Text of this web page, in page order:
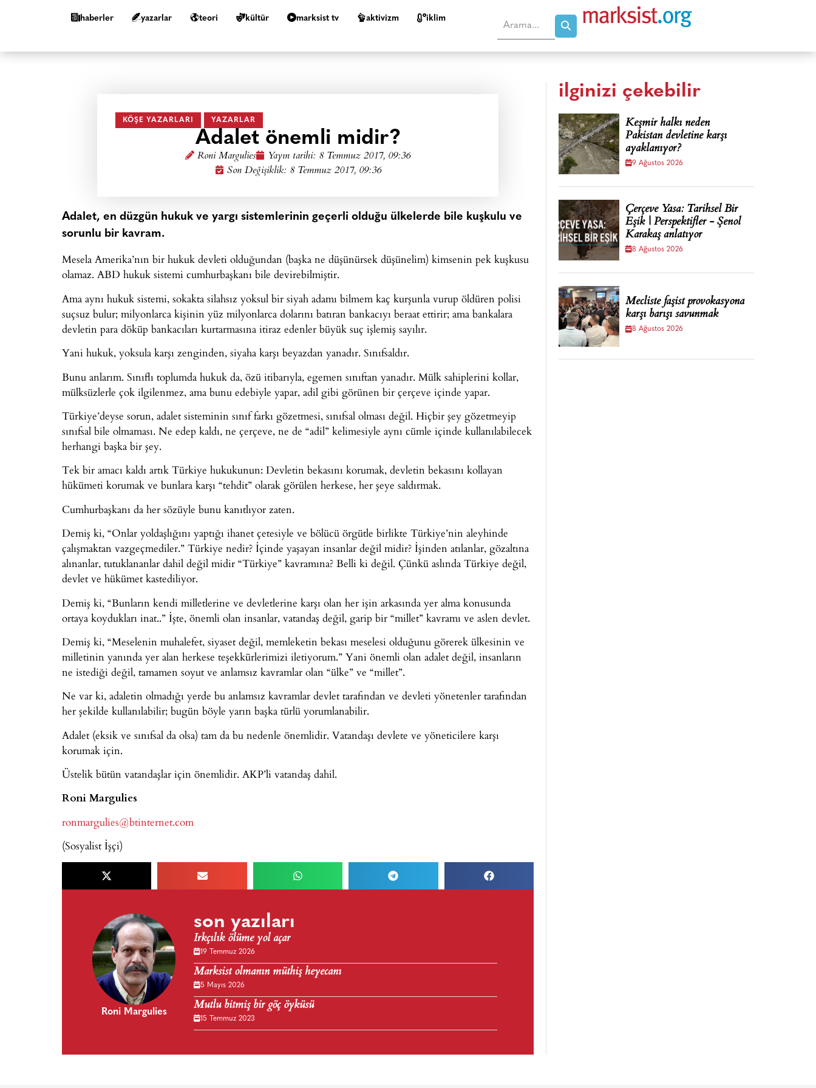
haberler yazarlar teori kültür marksist tv aktivizm i̇klim
KÖŞE YAZARLARI YAZARLAR
Adalet önemli midir?
Roni Margulies Yayın tarihi: 8 Temmuz 2017, 09:36
Son Değişiklik: 8 Temmuz 2017, 09:36
Adalet, en düzgün hukuk ve yargı sistemlerinin geçerli olduğu ülkelerde bile kuşkulu ve
sorunlu bir kavram.
Mesela Amerika’nın bir hukuk devleti olduğundan (başka ne düşünürsek düşünelim) kimsenin pek kuşkusu
olamaz. ABD hukuk sistemi cumhurbaşkanı bile devirebilmiştir.
Ama aynı hukuk sistemi, sokakta silahsız yoksul bir siyah adamı bilmem kaç kurşunla vurup öldüren polisi
suçsuz bulur; milyonlarca kişinin yüz milyonlarca dolarını batıran bankacıyı beraat ettirir; ama bankalara
devletin para döküp bankacıları kurtarmasına itiraz edenler büyük suç işlemiş sayılır.
Yani hukuk, yoksula karşı zenginden, siyaha karşı beyazdan yanadır. Sınıfsaldır.
Bunu anlarım. Sınıflı toplumda hukuk da, özü itibarıyla, egemen sınıftan yanadır. Mülk sahiplerini kollar,
mülksüzlerle çok ilgilenmez, ama bunu edebiyle yapar, adil gibi görünen bir çerçeve içinde yapar.
Türkiye’deyse sorun, adalet sisteminin sınıf farkı gözetmesi, sınıfsal olması değil. Hiçbir şey gözetmeyip
sınıfsal bile olmaması. Ne edep kaldı, ne çerçeve, ne de “adil” kelimesiyle aynı cümle içinde kullanılabilecek
herhangi başka bir şey.
Tek bir amacı kaldı artık Türkiye hukukunun: Devletin bekasını korumak, devletin bekasını kollayan
hükümeti korumak ve bunlara karşı “tehdit” olarak görülen herkese, her şeye saldırmak.
Cumhurbaşkanı da her sözüyle bunu kanıtlıyor zaten.
Demiş ki, “Onlar yoldaşlığını yaptığı ihanet çetesiyle ve bölücü örgütle birlikte Türkiye’nin aleyhinde
çalışmaktan vazgeçmediler.” Türkiye nedir? İçinde yaşayan insanlar değil midir? İşinden atılanlar, gözaltına
alınanlar, tutuklananlar dahil değil midir “Türkiye” kavramına? Belli ki değil. Çünkü aslında Türkiye değil,
devlet ve hükümet kastediliyor.
Demiş ki, “Bunların kendi milletlerine ve devletlerine karşı olan her işin arkasında yer alma konusunda
ortaya koydukları inat..” İşte, önemli olan insanlar, vatandaş değil, garip bir “millet” kavramı ve aslen devlet.
Demiş ki, “Meselenin muhalefet, siyaset değil, memleketin bekası meselesi olduğunu görerek ülkesinin ve
milletinin yanında yer alan herkese teşekkürlerimizi iletiyorum.” Yani önemli olan adalet değil, insanların
ne istediği değil, tamamen soyut ve anlamsız kavramlar olan “ülke” ve “millet”.
Ne var ki, adaletin olmadığı yerde bu anlamsız kavramlar devlet tarafından ve devleti yönetenler tarafından
her şekilde kullanılabilir; bugün böyle yarın başka türlü yorumlanabilir.
Adalet (eksik ve sınıfsal da olsa) tam da bu nedenle önemlidir. Vatandaşı devlete ve yöneticilere karşı
korumak için.
Üstelik bütün vatandaşlar için önemlidir. AKP’li vatandaş dahil.
Roni Margulies
ronmargulies@btinternet.com
(Sosyalist İşçi)
Roni Margulies
son yazıları
Irkçılık ölüme yol açar
19 Temmuz 2026
Marksist olmanın müthiş heyecanı
5 Mayıs 2026
Mutlu bitmiş bir göç öyküsü
15 Temmuz 2023
ilginizi çekebilir
Keşmir halkı neden
Pakistan devletine karşı
ayaklanıyor?
9 Ağustos 2026
Çerçeve Yasa: Tarihsel Bir
Eşik | Perspektifler - Şenol
Karakaş anlatıyor
8 Ağustos 2026
Mecliste faşist provokasyona
karşı barışı savunmak
8 Ağustos 2026